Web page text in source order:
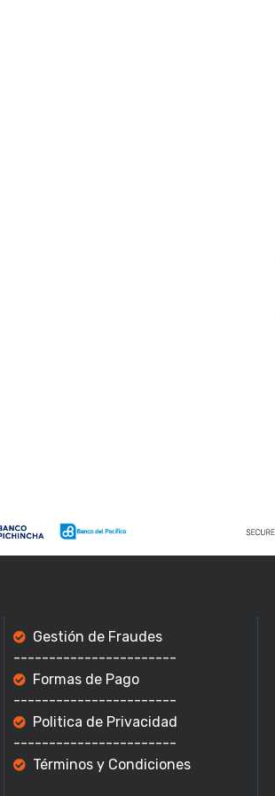
Gestión de Fraudes
-----------------------
Formas de Pago
-----------------------
Politica de Privacidad
-----------------------
Términos y Condiciones